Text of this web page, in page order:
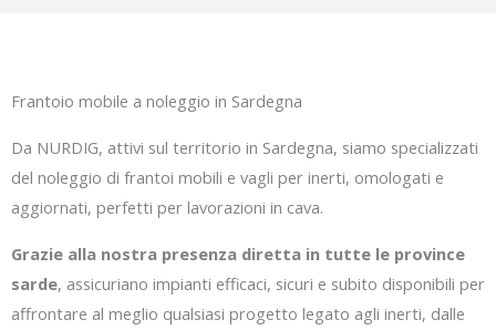
Frantoio mobile a noleggio in Sardegna
Da NURDIG, attivi sul territorio in Sardegna, siamo specializzati
del noleggio di frantoi mobili e vagli per inerti, omologati e
aggiornati, perfetti per lavorazioni in cava.
Grazie alla nostra presenza diretta in tutte le province
sarde, assicuriano impianti efficaci, sicuri e subito disponibili per
affrontare al meglio qualsiasi progetto legato agli inerti, dalle